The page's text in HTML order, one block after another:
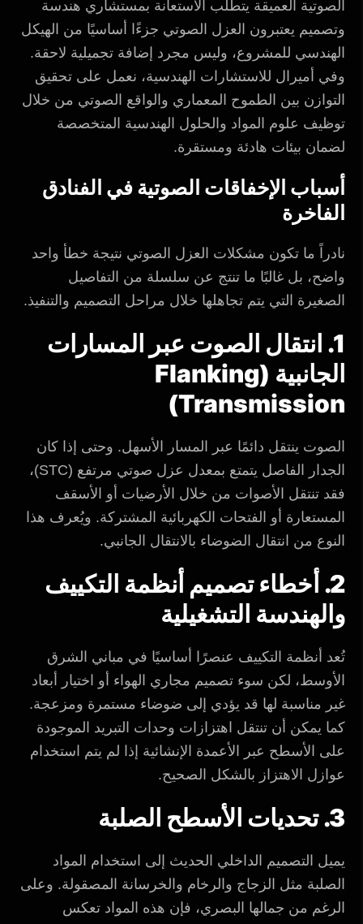
الصوتية العميقة يتطلب الاستعانة بمستشاري هندسة
وتصميم يعتبرون العزل الصوتي جزءًا أساسيًا من الهيكل
الهندسي للمشروع، وليس مجرد إضافة تجميلية لاحقة.
وفي أميرال للاستشارات الهندسية، نعمل على تحقيق
التوازن بين الطموح المعماري والواقع الصوتي من خلال
توظيف علوم المواد والحلول الهندسية المتخصصة
لضمان بيئات هادئة ومستقرة.
أسباب الإخفاقات الصوتية في الفنادق
الفاخرة
نادراً ما تكون مشكلات العزل الصوتي نتيجة خطأ واحد
واضح، بل غالبًا ما تنتج عن سلسلة من التفاصيل
الصغيرة التي يتم تجاهلها خلال مراحل التصميم والتنفيذ.
1. انتقال الصوت عبر المسارات
الجانبية (Flanking
Transmission)
الصوت ينتقل دائمًا عبر المسار الأسهل. وحتى إذا كان
الجدار الفاصل يتمتع بمعدل عزل صوتي مرتفع (STC)،
فقد تنتقل الأصوات من خلال الأرضيات أو الأسقف
المستعارة أو الفتحات الكهربائية المشتركة. ويُعرف هذا
النوع من انتقال الضوضاء بالانتقال الجانبي.
2. أخطاء تصميم أنظمة التكييف
والهندسة التشغيلية
تُعد أنظمة التكييف عنصرًا أساسيًا في مباني الشرق
الأوسط، لكن سوء تصميم مجاري الهواء أو اختيار أبعاد
غير مناسبة لها قد يؤدي إلى ضوضاء مستمرة ومزعجة.
كما يمكن أن تنتقل اهتزازات وحدات التبريد الموجودة
على الأسطح عبر الأعمدة الإنشائية إذا لم يتم استخدام
عوازل الاهتزاز بالشكل الصحيح.
3. تحديات الأسطح الصلبة
يميل التصميم الداخلي الحديث إلى استخدام المواد
الصلبة مثل الزجاج والرخام والخرسانة المصقولة. وعلى
الرغم من جمالها البصري، فإن هذه المواد تعكس